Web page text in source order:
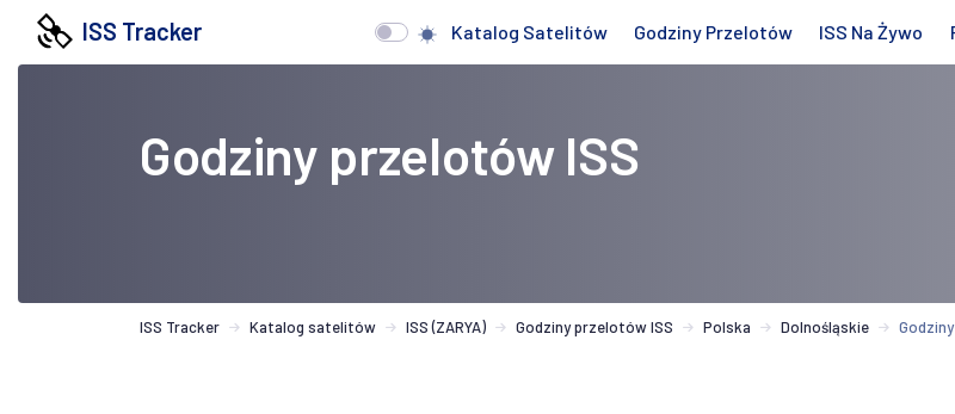
ISS Tracker Katalog Satelitów Godziny Przelotów ISS Na Żywo
Godziny przelotów ISS
ISS Tracker Katalog satelitów ISS (ZARYA) Godziny przelotów ISS Polska Dolnośląskie